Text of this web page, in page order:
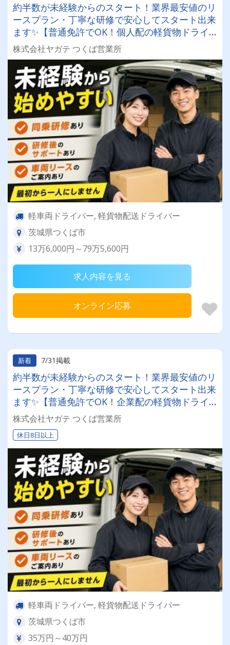
約半数が未経験からのスタート！業界最安値のリ
ースプラン・丁寧な研修で安心してスタート出来
ます✨【普通免許でOK！個人配の軽貨物ドライ
バー！！】日払い・週払いOK♪しっかり稼いで生
活安定♪＼社員登用実績あり◎キャリアアップも
狙えます！／
株式会社ヤガテ つくば営業所
軽車両ドライバー, 軽貨物配送ドライバー
茨城県つくば市
13万6,000円～79万5,600円
求人内容を見る
オンライン応募
新着 7/31掲載
約半数が未経験からのスタート！業界最安値のリ
ースプラン・丁寧な研修で安心してスタート出来
ます✨【普通免許でOK！企業配の軽貨物ドライ
バー！！】日払い・週払いOK♪しっかり稼いで生
活安定♪＼社員登用実績あり◎キャリアアップも
狙えます！／
株式会社ヤガテ つくば営業所
休日8日以上
軽車両ドライバー, 軽貨物配送ドライバー
茨城県つくば市
35万円～40万円